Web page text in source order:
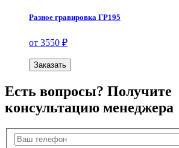
Разное гравировка ГР195
от 3550 ₽
Заказать
Есть вопросы? Получите
консультацию менеджера